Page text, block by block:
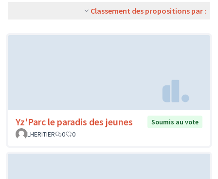
Classement des propositions par :
Yz'Parc le paradis des jeunes
Soumis au vote
LHERITIER
0 0